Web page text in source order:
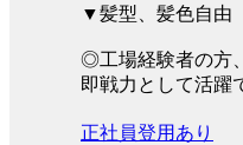
▼髪型、髪色自由
◎工場経験者の方
即戦力として活躍
正社員登用あり